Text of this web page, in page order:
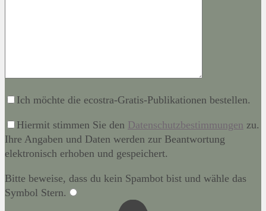
Ich möchte die ecostra-Gratis-Publikationen bestellen.
Hiermit stimmen Sie den Datenschutzbestimmungen zu.
Ihre Angaben und Daten werden zur Beantwortung
elektronisch erhoben und gespeichert.
Bitte beweise, dass du kein Spambot bist und wähle das
Symbol Stern.